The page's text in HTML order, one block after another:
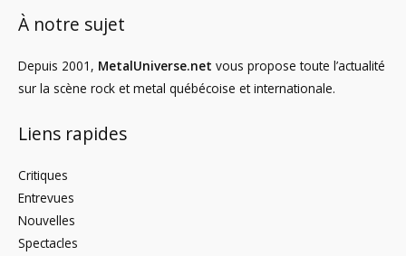
À notre sujet
Depuis 2001, MetalUniverse.net vous propose toute l’actualité
sur la scène rock et metal québécoise et internationale.
Liens rapides
Critiques
Entrevues
Nouvelles
Spectacles